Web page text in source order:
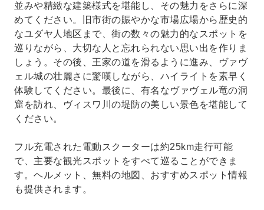
並みや精緻な建築様式を堪能し、その魅力をさらに深
めてください。旧市街の賑やかな市場広場から歴史的
なユダヤ人地区まで、街の数々の魅力的なスポットを
巡りながら、大切な人と忘れられない思い出を作りま
しょう。その後、王家の道を滑るように進み、ヴァヴ
ェル城の壮麗さに驚嘆しながら、ハイライトを素早く
体験してください。最後に、有名なヴァヴェル竜の洞
窟を訪れ、ヴィスワ川の堤防の美しい景色を堪能して
ください。
フル充電された電動スクーターは約25km走行可能
で、主要な観光スポットをすべて巡ることができま
す。ヘルメット、無料の地図、おすすめスポット情報
も提供されます。